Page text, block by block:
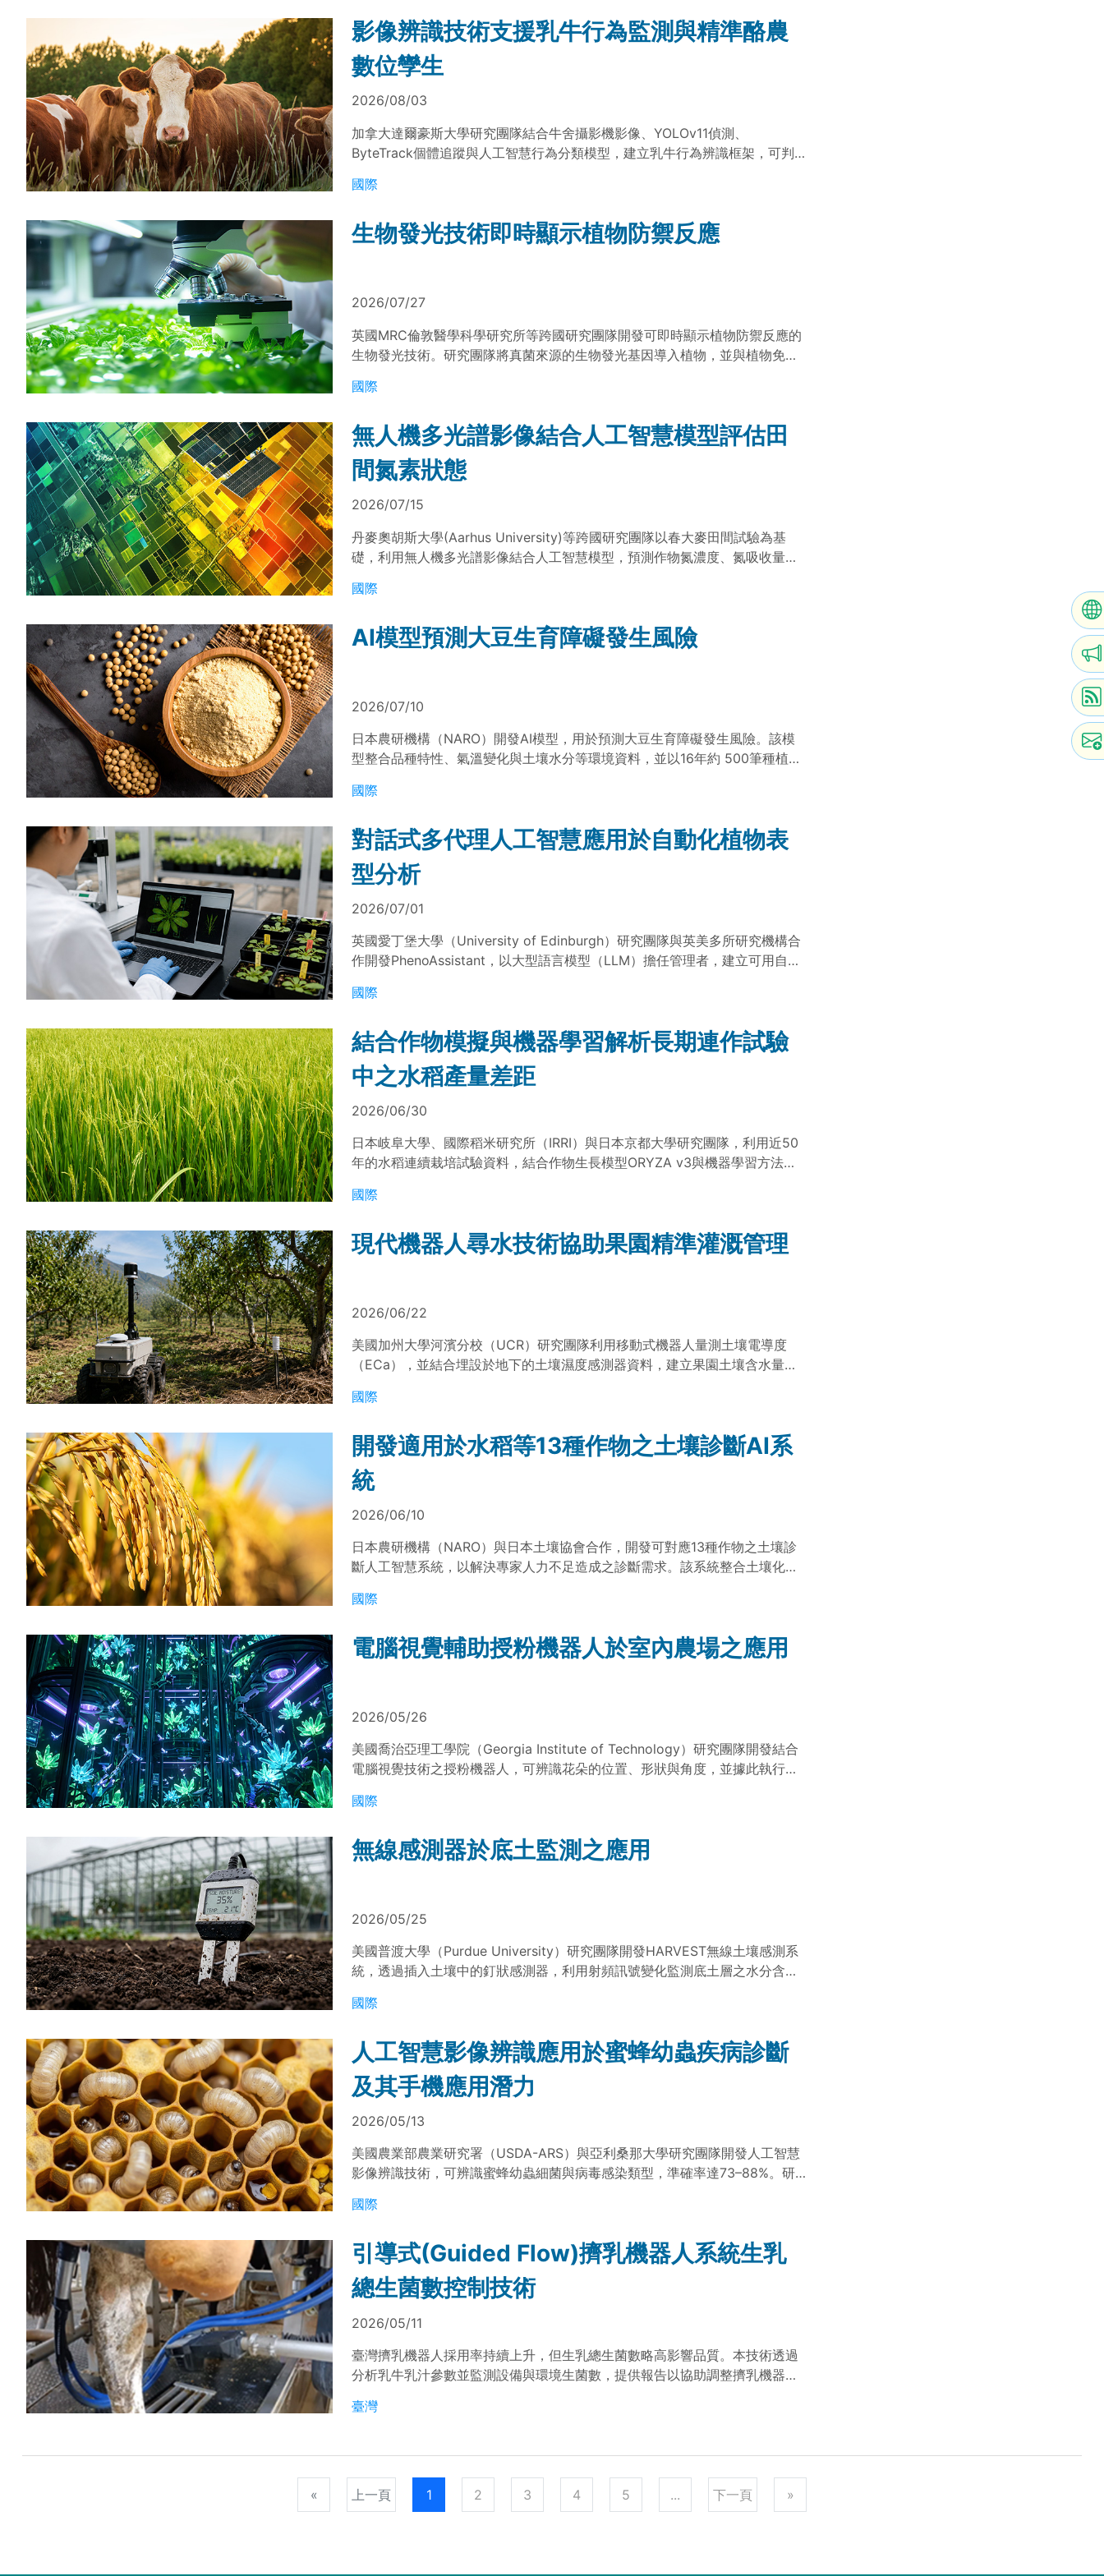
影像辨識技術支援乳牛行為監測與精準酪農
數位孿生
2026/08/03
加拿大達爾豪斯大學研究團隊結合牛舍攝影機影像、YOLOv11偵測、
ByteTrack個體追蹤與人工智慧行為分類模型，建立乳牛行為辨識框架，可判
管理、健康監測與精準酪農數位孿生建置。
國際
生物發光技術即時顯示植物防禦反應
2026/07/27
英國MRC倫敦醫學科學研究所等跨國研究團隊開發可即時顯示植物防禦反應的
生物發光技術。研究團隊將真菌來源的生物發光基因導入植物，並與植物免疫
觀測發光訊號。結果顯示，一般相機即可即時監測植物防禦反應啟動過程，可
國際
無人機多光譜影像結合人工智慧模型評估田
間氮素狀態
2026/07/15
丹麥奧胡斯大學(Aarhus University)等跨國研究團隊以春大麥田間試驗為基
礎，利用無人機多光譜影像結合人工智慧模型，預測作物氮濃度、氮吸收量與
率，作為精準施肥與氮肥管理參考。
國際
AI模型預測大豆生育障礙發生風險
2026/07/10
日本農研機構（NARO）開發AI模型，用於預測大豆生育障礙發生風險。該模
型整合品種特性、氣溫變化與土壤水分等環境資料，並以16年約 500筆種植案
子，風險隨氣溫累積增加，有助於支援栽培管理決策。
國際
對話式多代理人工智慧應用於自動化植物表
型分析
2026/07/01
英國愛丁堡大學（University of Edinburgh）研究團隊與英美多所研究機構合
作開發PhenoAssistant，以大型語言模型（LLM）擔任管理者，建立可用自然
並串接工具執行，整合植物專用視覺模型庫、資料分析與統計功能，並支援於
成植物影像分析與資料處理工作，降低跨工具操作與植物表型分析的使用門
國際
結合作物模擬與機器學習解析長期連作試驗
中之水稻產量差距
2026/06/30
日本岐阜大學、國際稻米研究所（IRRI）與日本京都大學研究團隊，利用近50
年的水稻連續栽培試驗資料，結合作物生長模型ORYZA v3與機器學習方法，
可達潛在產量約六成以上，但雨季受病害逆境與品種老化影響，產量差距明顯
量仍難達國際常用之80%潛在產量基準，顯示不同生產環境下可能需重新評估
適用的產量基準。
國際
現代機器人尋水技術協助果園精準灌溉管理
2026/06/22
美國加州大學河濱分校（UCR）研究團隊利用移動式機器人量測土壤電導度
（ECa），並結合埋設於地下的土壤濕度感測器資料，建立果園土壤含水量空
農民掌握果園不同區域的水分狀態，作為精準灌溉管理的參考。
國際
開發適用於水稻等13種作物之土壤診斷AI系
統
2026/06/10
日本農研機構（NARO）與日本土壤協會合作，開發可對應13種作物之土壤診
斷人工智慧系統，以解決專家人力不足造成之診斷需求。該系統整合土壤化學
善建議生成。驗證結果顯示，於13種作物中與專家判斷一致率達90%以上，可
國際
電腦視覺輔助授粉機器人於室內農場之應用
2026/05/26
美國喬治亞理工學院（Georgia Institute of Technology）研究團隊開發結合
電腦視覺技術之授粉機器人，可辨識花朵的位置、形狀與角度，並據此執行授
粉。
國際
無線感測器於底土監測之應用
2026/05/25
美國普渡大學（Purdue University）研究團隊開發HARVEST無線土壤感測系
統，透過插入土壤中的釘狀感測器，利用射頻訊號變化監測底土層之水分含量
測能力，並提供農田管理參考。
國際
人工智慧影像辨識應用於蜜蜂幼蟲疾病診斷
及其手機應用潛力
2026/05/13
美國農業部農業研究署（USDA-ARS）與亞利桑那大學研究團隊開發人工智慧
影像辨識技術，可辨識蜜蜂幼蟲細菌與病毒感染類型，準確率達73–88%。研
以支援蜂群健康管理。
國際
引導式(Guided Flow)擠乳機器人系統生乳
總生菌數控制技術
2026/05/11
臺灣擠乳機器人採用率持續上升，但生乳總生菌數略高影響品質。本技術透過
分析乳牛乳汁參數並監測設備與環境生菌數，提供報告以協助調整擠乳機器人
臺灣
« 上一頁 1 2 3 4 5 ... 下一頁 »